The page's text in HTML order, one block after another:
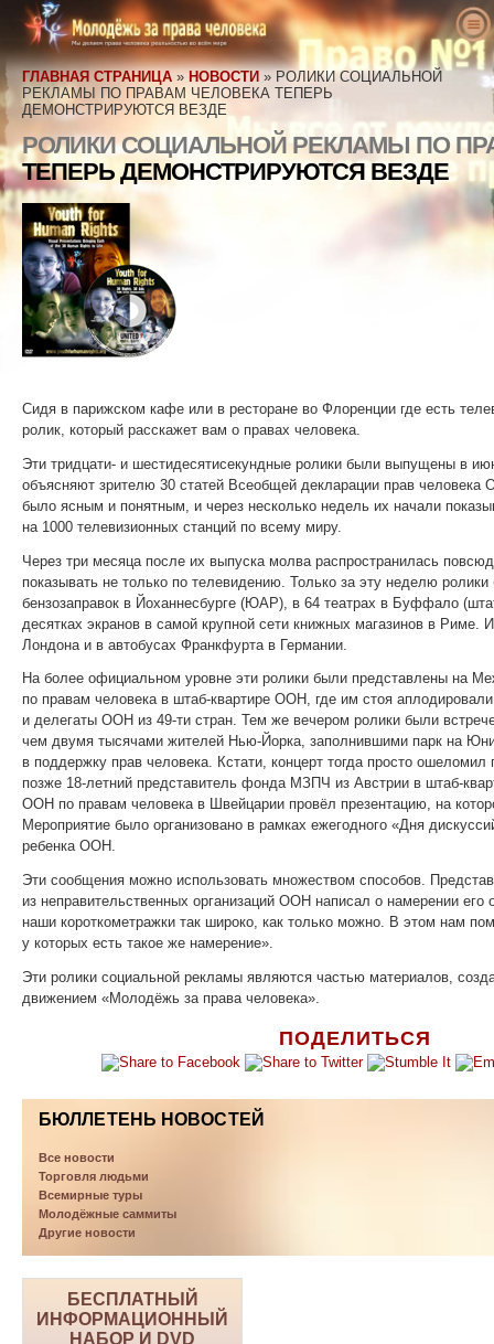
О нас
Что такое Международный фонд
«Молодёжь за права человека»?
Наша цель
История Международного фонда
«Молодёжь за права человека»
Руководящий персонал
Рекомендательный совет
МЕЖДУНАРОДНЫЙ ФОНД
«МОЛОДЁЖЬ ЗА ПРАВА ЧЕЛОВЕКА».
Обращения и признания
Что такое права человека
Определение прав человека
Предыстория прав человека
Всеобщая декларация прав человека
Учителя
Добро пожаловать
Просветительский набор. Подробности
Результаты, о которых рассказывают
наши учителя
Учебный план по правам человека
Программы для учителей
Действуйте
Примите участие
Петиция
Членства и пожертвования
Группы
Конкурсы
Голоса в защиту прав человека
Защитники прав человека
Правозащитные организации
Нарушения прав человека
Новости
Заказать
Контакты
ГЛАВНАЯ СТРАНИЦА » НОВОСТИ » РОЛИКИ СОЦИАЛЬНОЙ
РЕКЛАМЫ ПО ПРАВАМ ЧЕЛОВЕКА ТЕПЕРЬ
ДЕМОНСТРИРУЮТСЯ ВЕЗДЕ
ПОДЕЛИТЬСЯ
БЮЛЛЕТЕНЬ НОВОСТЕЙ
Все новости
Торговля людьми
Всемирные туры
Молодёжные саммиты
Другие новости
БЕСПЛАТНЫЙ
ИНФОРМАЦИОННЫЙ
НАБОР И DVD
РОЛИКИ СОЦИАЛЬНОЙ РЕКЛАМЫ ПО
ТЕПЕРЬ ДЕМОНСТРИРУЮТСЯ ВЕЗДЕ
Сидя в парижском кафе или в ресторане во Флоренции где есть
ролик, который расскажет вам о правах человека.
Эти тридцати- и шестидесятисекундные ролики были выпущены в
объясняют зрителю 30 статей Всеобщей декларации прав человека
было ясным и понятным, и через несколько недель их начали
на 1000 телевизионных станций по всему миру.
Через три месяца после их выпуска молва распространилась
показывать не только по телевидению. Только за эту неделю
бензозаправок в Йоханнесбурге (ЮАР), в 64 театрах в Буффало
десятках экранов в самой крупной сети книжных магазинов в Риме.
Лондона и в автобусах Франкфурта в Германии.
На более официальном уровне эти ролики были представлены на
по правам человека в штаб-квартире ООН, где им стоя
и делегаты ООН из 49-ти стран. Тем же вечером ролики были
чем двумя тысячами жителей Нью-Йорка, заполнившими парк на
в поддержку прав человека. Кстати, концерт тогда просто
позже 18-летний представитель фонда МЗПЧ из Австрии в штаб-
ООН по правам человека в Швейцарии провёл презентацию, на
Мероприятие было организовано в рамках ежегодного «Дня
ребенка ООН.
Эти сообщения можно использовать множеством способов.
из неправительственных организаций ООН написал о намерении его
наши короткометражки так широко, как только можно. В этом нам
у которых есть такое же намерение».
Эти ролики социальной рекламы являются частью материалов,
движением «Молодёжь за права человека».